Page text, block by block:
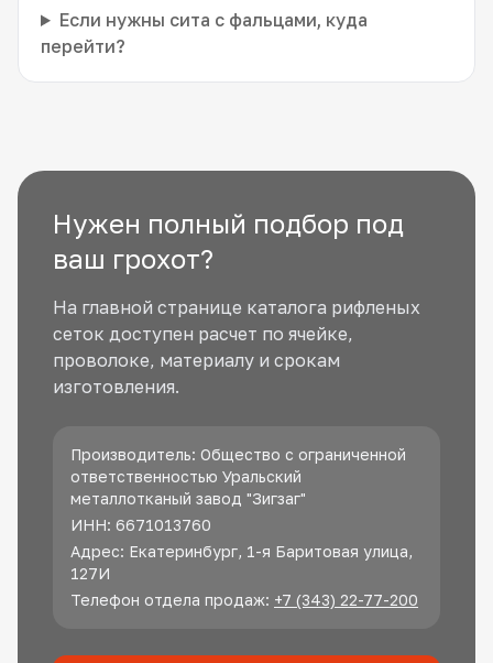
Если нужны сита с фальцами, куда
перейти?
Нужен полный подбор под
ваш грохот?
На главной странице каталога рифленых
сеток доступен расчет по ячейке,
проволоке, материалу и срокам
изготовления.
Производитель: Общество с ограниченной
ответственностью Уральский
металлотканый завод "Зигзаг"
ИНН: 6671013760
Адрес: Екатеринбург, 1-я Баритовая улица,
127И
Телефон отдела продаж: +7 (343) 22-77-200